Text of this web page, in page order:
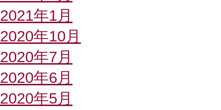
2021年1月
2020年10月
2020年7月
2020年6月
2020年5月